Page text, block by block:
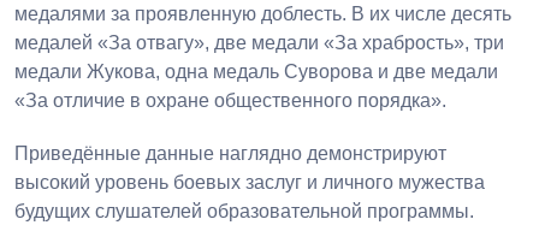
медалями за проявленную доблесть. В их числе десять
медалей «За отвагу», две медали «За храбрость», три
медали Жукова, одна медаль Суворова и две медали
«За отличие в охране общественного порядка».
Приведённые данные наглядно демонстрируют
высокий уровень боевых заслуг и личного мужества
будущих слушателей образовательной программы.